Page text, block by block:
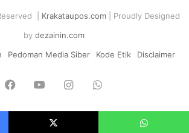
| Krakataupos.com | Proudly Designed
by dezainin.com
Pedoman Media Siber Kode Etik Disclaimer
FacebookYouTubeInstagramWhatsApp